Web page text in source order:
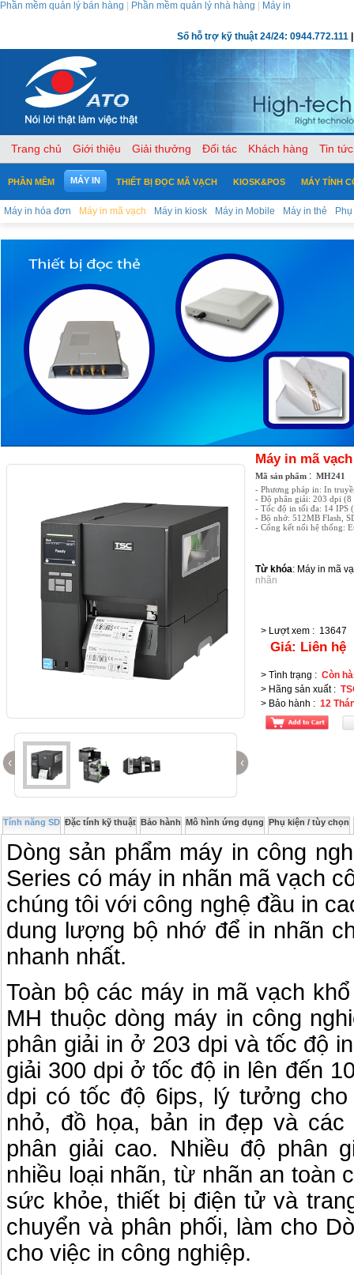
Phần mềm quản lý bán hàng Phần mềm quản lý nhà hàng Máy in
Số hỗ trợ kỹ thuật 24/24: 0944.772.111
Trang chủ Giới thiệu Giải thưởng Đối tác Khách hàng Tin tức
PHẦN MỀM MÁY IN
Máy in hóa đơn Máy in mã vạch Máy in kiosk Máy in Mobile Máy in thẻ
THIẾT BỊ ĐỌC MÃ VẠCH KIOSK&POS MÁY TÍNH
‹ ‹
Máy in mã
Mã sản phẩm : MH241
- Phương pháp in: In
- Độ phân giải: 203 dpi (8
- Tốc độ in tối đa: 14 IPS
- Bộ nhớ: 512MB Flash,
- Cổng kết nối hệ thống:
Từ khóa: Máy in mã
nhãn
> Lượt xem : 13647
Giá: Liên hệ
> Tình trạng : Còn
> Hãng sản xuất:
> Bảo hành : 12
Tính năng SD Đặc tính kỹ thuật Bảo hành Mô hình ứng dụng Phụ kiện / tùy chọn
Dòng sản phẩm máy in công
Series có máy in nhãn mã vạch
chúng tôi với công nghệ đầu in
dung lượng bộ nhớ để in nhãn
nhanh nhất.
Toàn bộ các máy in mã vạch
MH thuộc dòng máy in công
phân giải in ở 203 dpi và tốc độ
giải 300 dpi ở tốc độ in lên đến
dpi có tốc độ 6ips, lý tưởng
nhỏ, đồ họa, bản in đẹp và
phân giải cao. Nhiều độ phân
nhiều loại nhãn, từ nhãn an toàn
sức khỏe, thiết bị điện tử và
chuyển và phân phối, làm cho
cho việc in công nghiệp.